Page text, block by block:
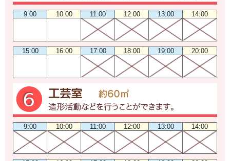
9:00 10:00 11:00 12:00 13:00 14:00
15:00 16:00 17:00 18:00 19:00 20:00
9:00 10:00 11:00 12:00 13:00 14:00